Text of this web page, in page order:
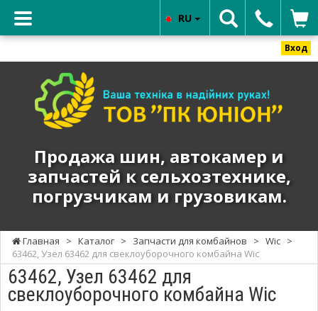
Вход
ЮНИОН"
автокамер
запчастей
к
сельхозтехнике,
погрузчикам
грузовикам.
Продажа шин, автокамер и
запчастей к сельхозтехнике,
погрузчикам и грузовикам.
RU
Главная > Каталог > Запчасти для комбайнов > Wic >
63462, Узел 63462 для свеклоуборочного комбайна Wic
63462, Узел 63462 для
свеклоуборочного комбайна Wic